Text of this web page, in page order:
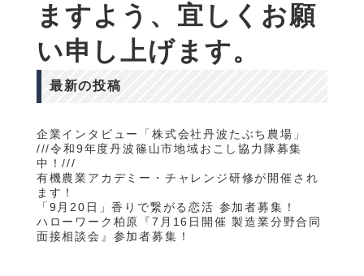
ますよう、宜しくお願
い申し上げます。
最新の投稿
企業インタビュー「株式会社丹波たぶち農場」
///令和9年度丹波篠山市地域おこし協力隊募集
中！///
有機農業アカデミー・チャレンジ研修が開催され
ます！
「9月20日」香りで繋がる恋活 参加者募集！
ハローワーク柏原『7月16日開催 製造業分野合同
面接相談会』参加者募集！